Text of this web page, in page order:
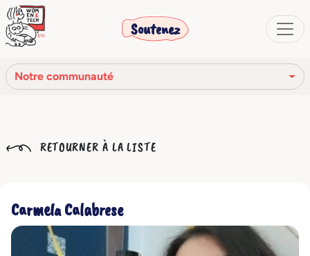
Soutenez
Notre communauté
Notre histoire
Notre communauté
RETOURNER À LA LISTE
Carmela Calabrese